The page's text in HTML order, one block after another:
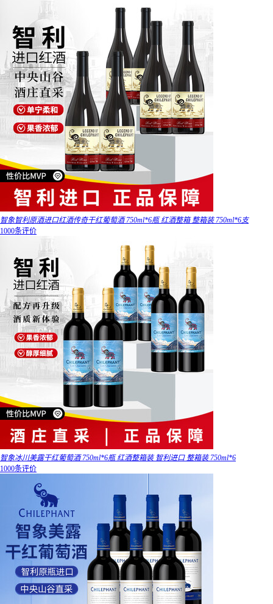
智象智利原酒进口红酒传奇干红葡萄酒 750ml*6瓶 红酒整箱 整箱装 750ml*6支
1000条评价
智象冰川美露干红葡萄酒 750ml*6瓶 红酒整箱装 智利进口 整箱装 750ml*6
1000条评价